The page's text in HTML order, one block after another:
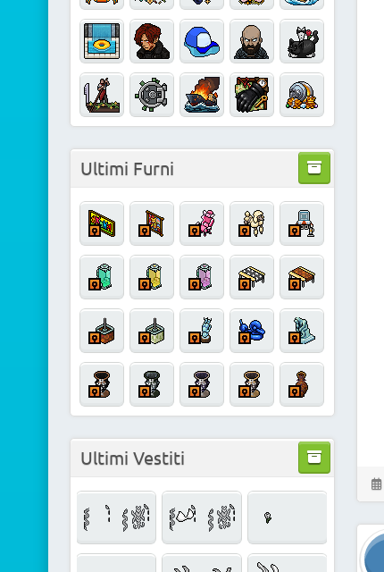
Ultimi Furni
Ultimi Vestiti